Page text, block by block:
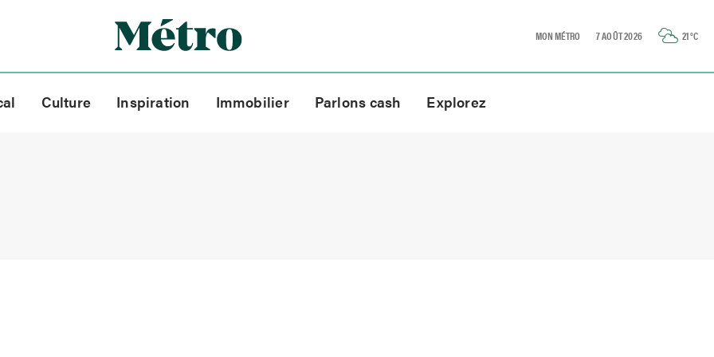
MON MÉTRO 7 AOÛT 2026 21°C
Culture Inspiration Immobilier Parlons cash Explorez